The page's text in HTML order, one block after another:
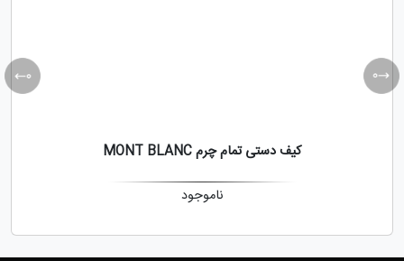
کیف دستی تمام چرم MONT BLANC
ناموجود